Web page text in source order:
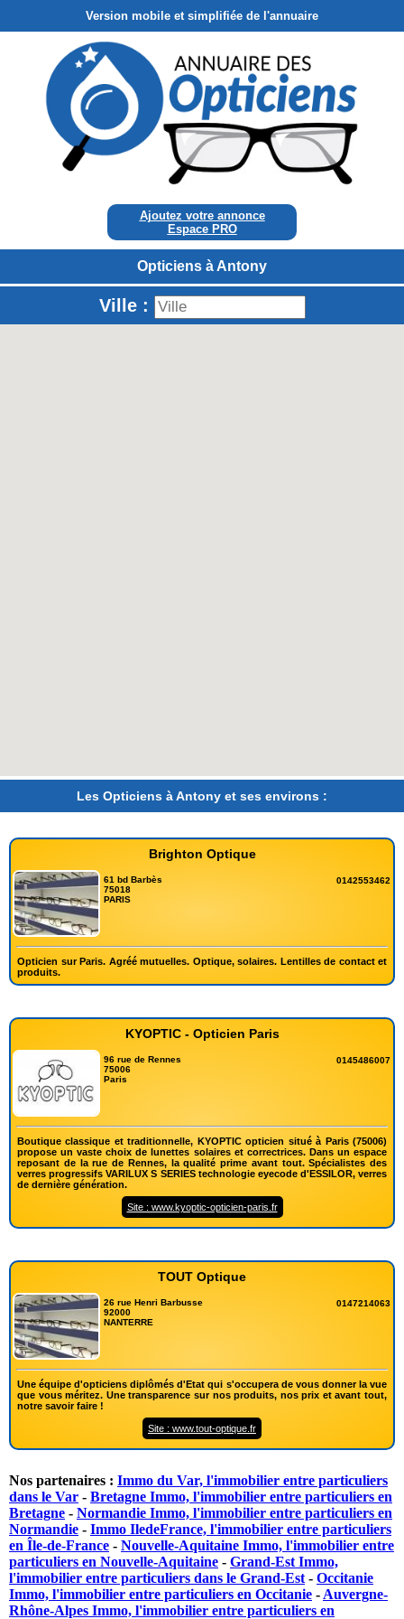
Version mobile et simplifiée de l'annuaire
Ajoutez votre annonce
Espace PRO
Opticiens à Antony
Ville :
Les Opticiens à Antony et ses environs :
Brighton Optique
61 bd Barbès
75018
PARIS
0142553462
Opticien sur Paris. Agréé mutuelles. Optique, solaires. Lentilles de contact et
produits.
KYOPTIC - Opticien Paris
96 rue de Rennes
75006
Paris
0145486007
Boutique classique et traditionnelle, KYOPTIC opticien situé à Paris (75006)
propose un vaste choix de lunettes solaires et correctrices. Dans un espace
reposant de la rue de Rennes, la qualité prime avant tout. Spécialistes des
verres progressifs VARILUX S SERIES technologie eyecode d'ESSILOR, verres
de dernière génération.
Site : www.kyoptic-opticien-paris.fr
TOUT Optique
26 rue Henri Barbusse
92000
NANTERRE
0147214063
Une équipe d'opticiens diplômés d'Etat qui s'occupera de vous donner la vue
que vous méritez. Une transparence sur nos produits, nos prix et avant tout,
notre savoir faire !
Site : www.tout-optique.fr
Nos partenaires : Immo du Var, l'immobilier entre particuliers
dans le Var - Bretagne Immo, l'immobilier entre particuliers en
Bretagne - Normandie Immo, l'immobilier entre particuliers en
Normandie - Immo IledeFrance, l'immobilier entre particuliers
en Île-de-France - Nouvelle-Aquitaine Immo, l'immobilier entre
particuliers en Nouvelle-Aquitaine - Grand-Est Immo,
l'immobilier entre particuliers dans le Grand-Est - Occitanie
Immo, l'immobilier entre particuliers en Occitanie - Auvergne-
Rhône-Alpes Immo, l'immobilier entre particuliers en